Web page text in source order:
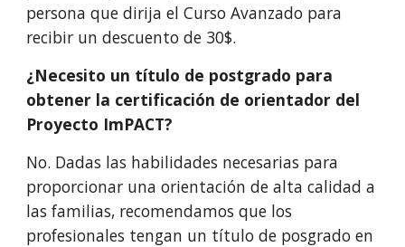
persona que dirija el Curso Avanzado para
recibir un descuento de 30$.
¿Necesito un título de postgrado para
obtener la certificación de orientador del
Proyecto ImPACT?
No. Dadas las habilidades necesarias para
proporcionar una orientación de alta calidad a
las familias, recomendamos que los
profesionales tengan un título de posgrado en